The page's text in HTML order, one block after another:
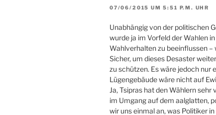
07/06/2015 UM 5:51 P.M. UHR
Unabhängig von der politischen
wurde ja im Vorfeld der Wahlen
Wahlverhalten zu beeinflussen –
Sicher, um dieses Desaster
zu schützen. Es wäre jedoch nur
Lügengebäude wäre nicht auf
Ja, Tsipras hat den Wählern
im Umgang auf dem aalglatten,
wir uns einmal an, was Politiker